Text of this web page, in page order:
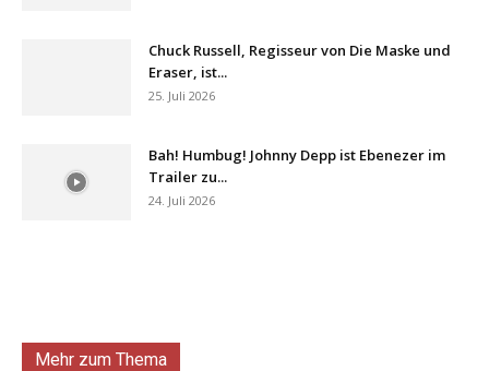
Chuck Russell, Regisseur von Die Maske und
Eraser, ist...
25. Juli 2026
Bah! Humbug! Johnny Depp ist Ebenezer im
Trailer zu...
24. Juli 2026
Mehr zum Thema